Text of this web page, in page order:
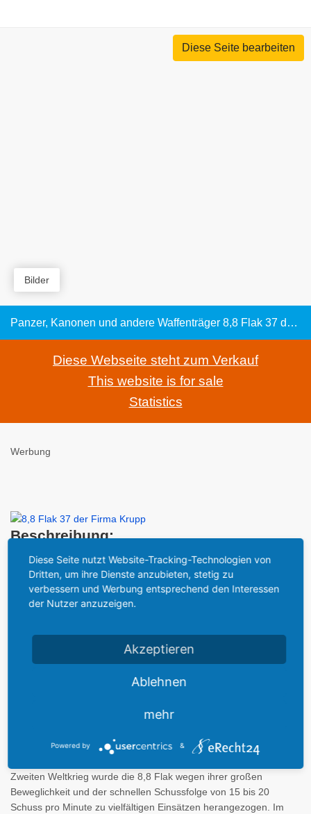
Diese Seite bearbeiten
Bilder
Panzer, Kanonen und andere Waffenträger 8,8 Flak 37 der Firma Krupp: war an allen Fronten im Einsatz
Diese Webseite steht zum Verkauf
This website is for sale
Statistics
Werbung
Beschreibung:
Bereits während des Ersten Weltkriegs kamen schwere
Kraftwagenflak mit dem Kaliber 8,8 Zentimeter zur Abwehr
feindlicher Flugzeuge vom Boden aus zum Einsatz. 1928
entstand bei den Krupp-Werken in Essen die 8,8 Flak 18 als
Auslieferung an die neu aufgestellten Flakeinheiten der
deutschen Reichswehr, die bis zur Aufkündigung des Versailler
Vertrags 1935 die Tarnbezeichnung „Fahrabteilung" trugen.
Weiterentwicklungen die Versionen 8,8 Flak 18, 36 und 37. Der
zeigte sich, dass sich die Waffe sowohl zur Abwehr feindlicher
Zweiten Weltkrieg wurde die 8,8 Flak wegen ihrer großen
Beweglichkeit und der schnellen Schussfolge von 15 bis 20
Schuss pro Minute zu vielfältigen Einsätzen herangezogen. Im
Diese Seite nutzt Website-Tracking-Technologien von
Dritten, um ihre Dienste anzubieten, stetig zu
verbessern und Werbung entsprechend den Interessen
der Nutzer anzuzeigen.
Akzeptieren
Ablehnen
mehr
Powered by &